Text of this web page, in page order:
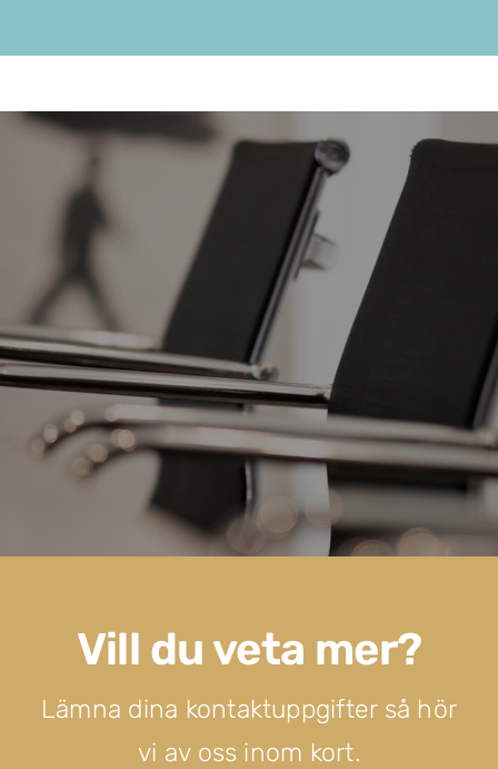
Vill du veta mer?
Lämna dina kontaktuppgifter så hör
vi av oss inom kort.